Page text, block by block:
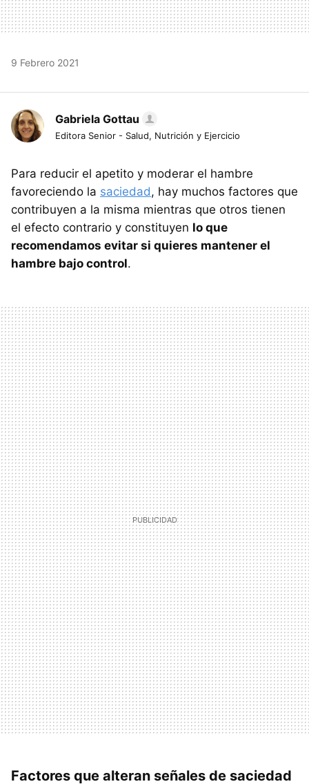
9 Febrero 2021
Gabriela Gottau
Editora Senior - Salud, Nutrición y Ejercicio
Para reducir el apetito y moderar el hambre
favoreciendo la saciedad, hay muchos factores que
contribuyen a la misma mientras que otros tienen
el efecto contrario y constituyen lo que
recomendamos evitar si quieres mantener el
hambre bajo control.
Factores que alteran señales de saciedad